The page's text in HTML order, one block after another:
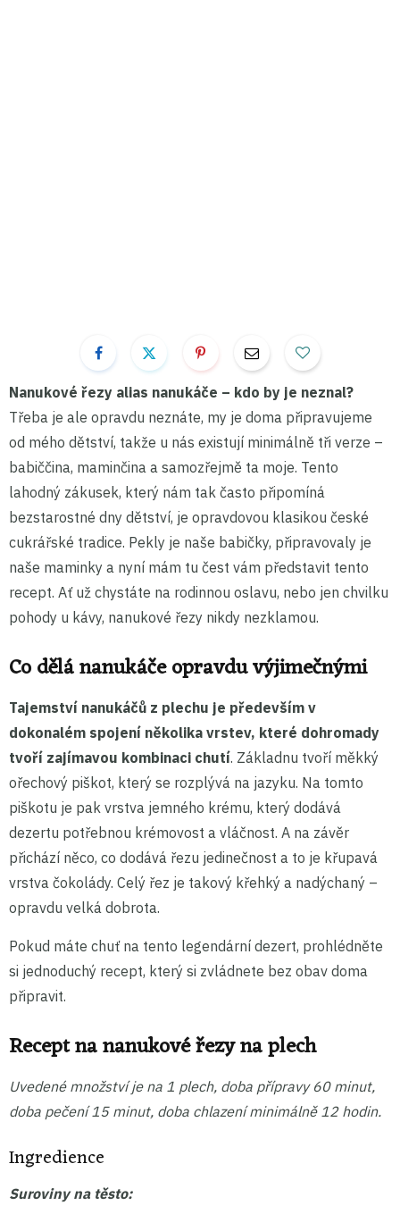
Nanukové řezy alias nanukáče – kdo by je neznal?
Třeba je ale opravdu neznáte, my je doma připravujeme
od mého dětství, takže u nás existují minimálně tři verze –
babiččina, maminčina a samozřejmě ta moje. Tento
lahodný zákusek, který nám tak často připomíná
bezstarostné dny dětství, je opravdovou klasikou české
cukrářské tradice. Pekly je naše babičky, připravovaly je
naše maminky a nyní mám tu čest vám představit tento
recept. Ať už chystáte na rodinnou oslavu, nebo jen chvilku
pohody u kávy, nanukové řezy nikdy nezklamou.
Co dělá nanukáče opravdu výjimečnými
Tajemství nanukáčů z plechu je především v
dokonalém spojení několika vrstev, které dohromady
tvoří zajímavou kombinaci chutí. Základnu tvoří měkký
ořechový piškot, který se rozplývá na jazyku. Na tomto
piškotu je pak vrstva jemného krému, který dodává
dezertu potřebnou krémovost a vláčnost. A na závěr
přichází něco, co dodává řezu jedinečnost a to je křupavá
vrstva čokolády. Celý řez je takový křehký a nadýchaný –
opravdu velká dobrota.
Pokud máte chuť na tento legendární dezert, prohlédněte
si jednoduchý recept, který si zvládnete bez obav doma
připravit.
Recept na nanukové řezy na plech
Uvedené množství je na 1 plech, doba přípravy 60 minut,
doba pečení 15 minut, doba chlazení minimálně 12 hodin.
Ingredience
Suroviny na těsto: